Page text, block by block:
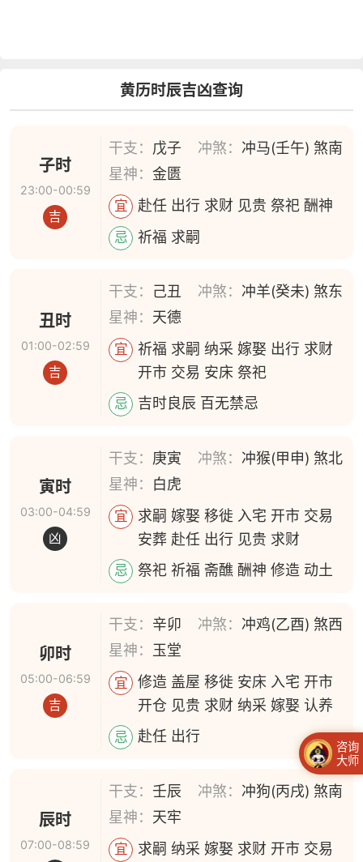
黄历时辰吉凶查询
子时
23:00-00:59
吉
干支： 戊子 冲煞： 冲马(壬午) 煞南
星神：金匮
宜 赴任 出行 求财 见贵 祭祀 酬神
忌 祈福 求嗣
丑时
01:00-02:59
吉
干支： 己丑 冲煞： 冲羊(癸未) 煞东
星神： 天德
宜
祈福 求嗣 纳采 嫁娶 出行 求财
开市 交易 安床 祭祀
忌 吉时良辰 百无禁忌
寅时
03:00-04:59
凶
干支： 庚寅 冲煞： 冲猴(甲申) 煞北
星神： 白虎
宜
求嗣 嫁娶 移徙 入宅 开市 交易
安葬 赴任 出行 见贵 求财
忌 祭祀 祈福 斋醮 酬神 修造 动土
卯时
05:00-06:59
吉
干支： 辛卯 冲煞： 冲鸡(乙酉) 煞西
星神： 玉堂
宜
修造 盖屋 移徙 安床 入宅 开市
开仓 见贵 求财 纳采 嫁娶 认养
忌 赴任 出行
辰时
07:00-08:59
干支： 壬辰 冲煞： 冲狗(丙戌) 煞南
星神： 天牢
宜
求嗣 纳采 嫁娶 求财 开市 交易
咨询
大师